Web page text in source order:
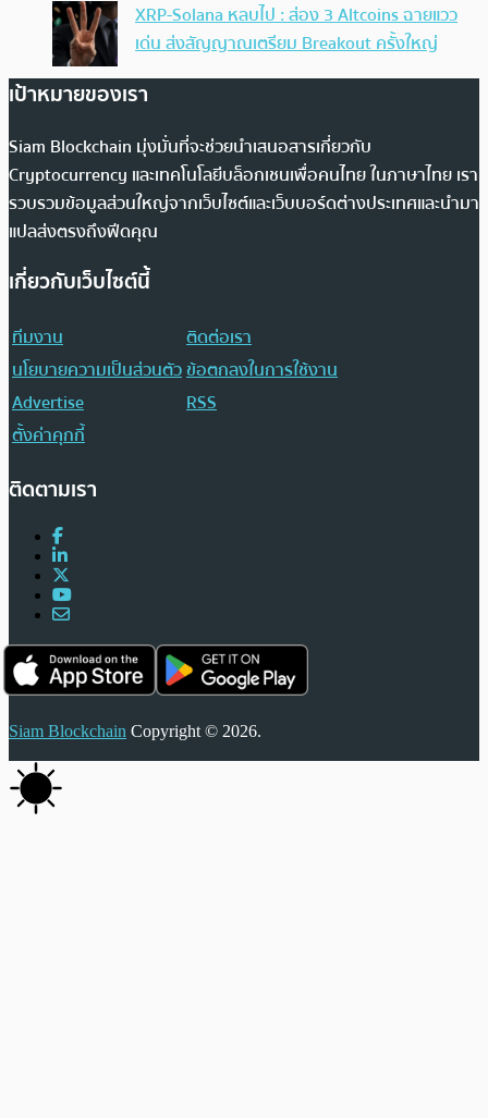
XRP-Solana หลบไป : ส่อง 3 Altcoins ฉายแวว
เด่น ส่งสัญญาณเตรียม Breakout ครั้งใหญ่
เป้าหมายของเรา
Siam Blockchain มุ่งมั่นที่จะช่วยนำเสนอสารเกี่ยวกับ
Cryptocurrency และเทคโนโลยีบล็อกเชนเพื่อคนไทย ในภาษาไทย เรา
รวบรวมข้อมูลส่วนใหญ่จากเว็บไซต์และเว็บบอร์ดต่างประเทศและนำมา
แปลส่งตรงถึงฟีดคุณ
เกี่ยวกับเว็บไซต์นี้
ทีมงาน
ติดต่อเรา
นโยบายความเป็นส่วนตัวข้อตกลงในการใช้งาน
Advertise
RSS
ตั้งค่าคุกกี้
ติดตามเรา
Siam Blockchain Copyright © 2026.